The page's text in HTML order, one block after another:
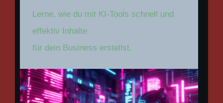
Lerne, wie du mit KI-Tools schnell und
effektiv Inhalte
für dein Business erstellst.